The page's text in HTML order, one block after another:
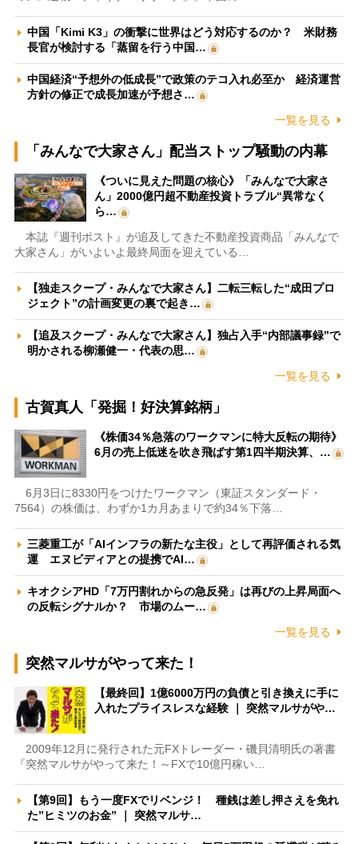
中国「Kimi K3」の衝撃に世界はどう対応するのか？ 米財務
長官が検討する「蒸留を行う中国…
中国経済“予想外の低成長”で政策のテコ入れ必至か 経済運営
方針の修正で成長加速が予想さ…
一覧を見る
「みんなで大家さん」配当ストップ騒動の内幕
《ついに見えた問題の核心》「みんなで大家さ
ん」2000億円超不動産投資トラブル“異常なく
ら…
本誌『週刊ポスト』が追及してきた不動産投資商品「みんなで
大家さん」がいよいよ最終局面を迎えている…
【独走スクープ・みんなで大家さん】二転三転した“成田プロ
ジェクト”の計画変更の裏で起き…
【追及スクープ・みんなで大家さん】独占入手“内部議事録”で
明かされる柳瀬健一・代表の思…
一覧を見る
古賀真人「発掘！好決算銘柄」
《株価34％急落のワークマンに特大反転の期待》
6月の売上低迷を吹き飛ばす第1四半期決算、…
6月3日に8330円をつけたワークマン（東証スタンダード・
7564）の株価は、わずか1カ月あまりで約34％下落…
三菱重工が「AIインフラの新たな主役」として再評価される気
運 エヌビディアとの提携でAI…
キオクシアHD「7万円割れからの急反発」は再びの上昇局面へ
の反転シグナルか？ 市場のムー…
一覧を見る
突然マルサがやって来た！
【最終回】1億6000万円の負債と引き換えに手に
入れたプライスレスな経験 ｜ 突然マルサがや…
2009年12月に発行された元FXトレーダー・磯貝清明氏の著書
『突然マルサがやって来た！～FXで10億円稼い…
【第9回】もう一度FXでリベンジ！ 種銭は差し押さえを免れ
た”ヒミツのお金” ｜ 突然マルサ…